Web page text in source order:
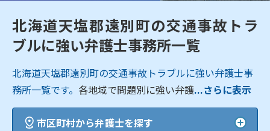
北海道天塩郡遠別町の交通事故トラ
ブルに強い弁護士事務所一覧
北海道天塩郡遠別町の交通事故トラブルに強い弁護士事
務所一覧です。各地域で問題別に強い弁護...さらに表示
市区町村から弁護士を探す